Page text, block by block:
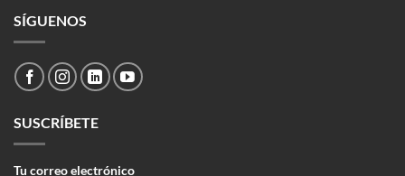
SÍGUENOS
SUSCRÍBETE
Tu correo electrónico